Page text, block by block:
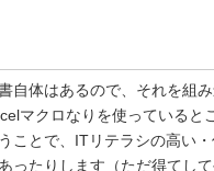
自体はあるので、それを組
マクロなりを使っていると
ことで、ITリテラシの高い
ったりします（ただ得てし